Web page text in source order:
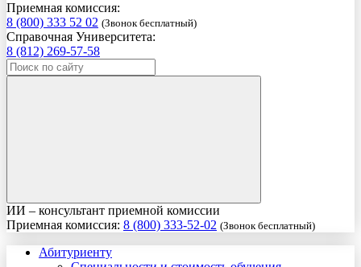
Приемная комиссия:
8 (800) 333 52 02 (Звонок бесплатный)
Справочная Университета:
8 (812) 269-57-58
ИИ – консультант приемной комиссии
Приемная комиссия: 8 (800) 333-52-02 (Звонок бесплатный)
Абитуриенту